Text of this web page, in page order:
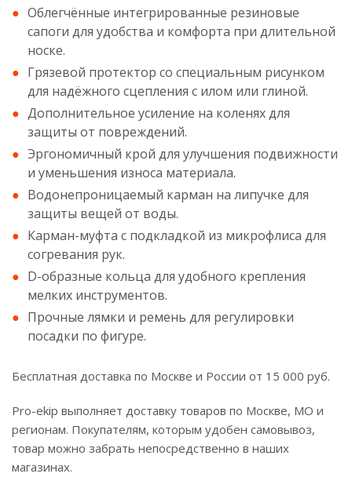
Облегчённые интегрированные резиновые
сапоги для удобства и комфорта при длительной
носке.
Грязевой протектор со специальным рисунком
для надёжного сцепления с илом или глиной.
Дополнительное усиление на коленях для
защиты от повреждений.
Эргономичный крой для улучшения подвижности
и уменьшения износа материала.
Водонепроницаемый карман на липучке для
защиты вещей от воды.
Карман-муфта с подкладкой из микрофлиса для
согревания рук.
D-образные кольца для удобного крепления
мелких инструментов.
Прочные лямки и ремень для регулировки
посадки по фигуре.
Бесплатная доставка по Москве и России от 15 000 руб.
Pro-ekip выполняет доставку товаров по Москве, МО и
регионам. Покупателям, которым удобен самовывоз,
товар можно забрать непосредственно в наших
магазинах.